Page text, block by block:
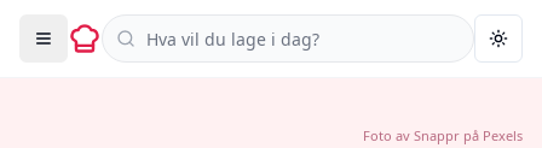
Søk i oppskrifter
Foto av Snappr på Pexels